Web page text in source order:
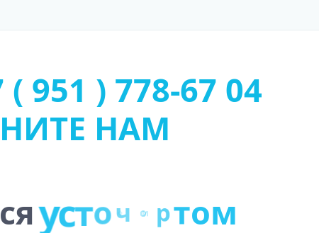
951 ) 778-67 04
НАМ
усточи в остью